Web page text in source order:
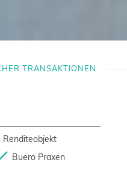
TRANSAKTIONEN
Renditeobjekt
Buero Praxen